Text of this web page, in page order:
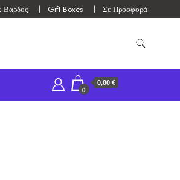
Βάρδος Gift Boxes Σε Προσφορά
0
0,00 €